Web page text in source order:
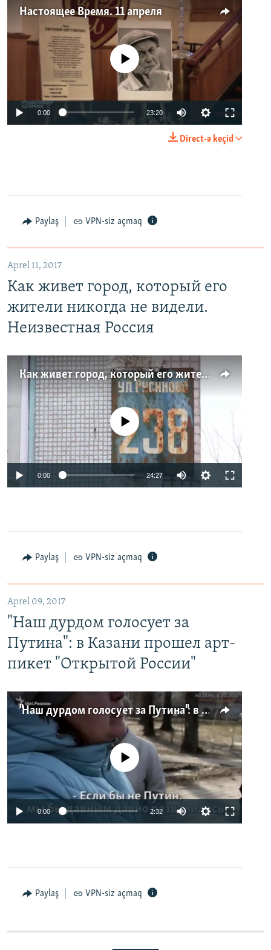
Настоящее Время. 11 апреля
No media source currently available
0:00 23:20
Direct-ə keçid
Paylaş VPN-siz açmaq
Aprel 11, 2017
Как живет город, который его
жители никогда не видели.
Неизвестная Россия
Как живет город, который его жители никогда не видели. Неизвестная Россия
No media source currently available
0:00 24:27
Paylaş VPN-siz açmaq
Aprel 09, 2017
"Наш дурдом голосует за
Путина": в Казани прошел арт-
пикет "Открытой России"
"Наш дурдом голосует за Путина": в Казани прошел арт-пикет "Открытой России"
No media source currently available
0:00 2:32
Paylaş VPN-siz açmaq